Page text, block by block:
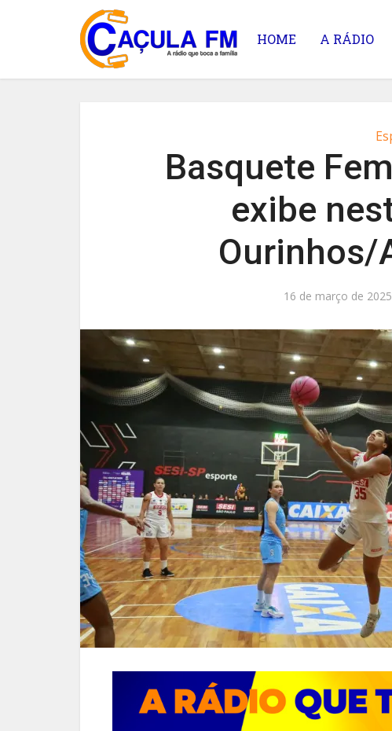
HOME A RÁDIO
Basquete
exibe
Ourinhos/
16 de março de 2025